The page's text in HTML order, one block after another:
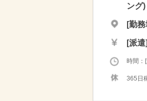
ング)
[勤
[派遣]
時間
365日